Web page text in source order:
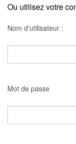
Ou utilisez votre
Nom d'utilisateur :
Mot de passe